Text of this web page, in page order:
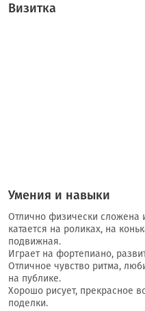
Визитка
Умения и навыки
Отлично физически сложена
катается на роликах, на
подвижная.
Играет на фортепиано,
Отличное чувство ритма,
на публике.
Хорошо рисует, прекрасное
поделки.